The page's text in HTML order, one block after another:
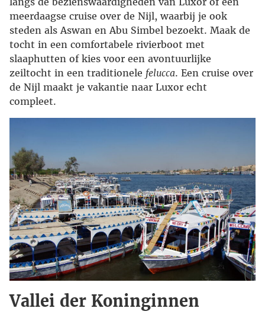
meerdaagse cruise over de Nijl, waarbij je ook
steden als Aswan en Abu Simbel bezoekt. Maak de
tocht in een comfortabele rivierboot met
slaaphutten of kies voor een avontuurlijke
zeiltocht in een traditionele felucca. Een cruise over
de Nijl maakt je vakantie naar Luxor echt
compleet.
Vallei der Koninginnen